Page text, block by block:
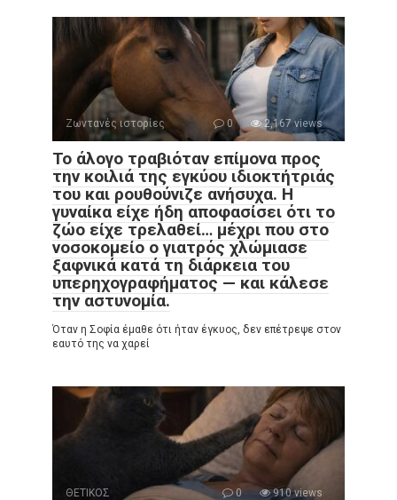
Ζωντανές ιστορίες 0 2,167 views
Το άλογο τραβιόταν επίμονα προς
την κοιλιά της εγκύου ιδιοκτήτριάς
του και ρουθούνιζε ανήσυχα. Η
γυναίκα είχε ήδη αποφασίσει ότι το
ζώο είχε τρελαθεί… μέχρι που στο
νοσοκομείο ο γιατρός χλώμιασε
ξαφνικά κατά τη διάρκεια του
υπερηχογραφήματος — και κάλεσε
την αστυνομία.
Όταν η Σοφία έμαθε ότι ήταν έγκυος, δεν επέτρεψε στον
εαυτό της να χαρεί
ΘΕΤΙΚΟΣ 0 910 views